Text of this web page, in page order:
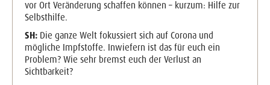
vor Ort Veränderung schaffen können – kurzum: Hilfe zur
Selbsthilfe.
SH: Die ganze Welt fokussiert sich auf Corona und
mögliche Impfstoffe. Inwiefern ist das für euch ein
Problem? Wie sehr bremst euch der Verlust an
Sichtbarkeit?